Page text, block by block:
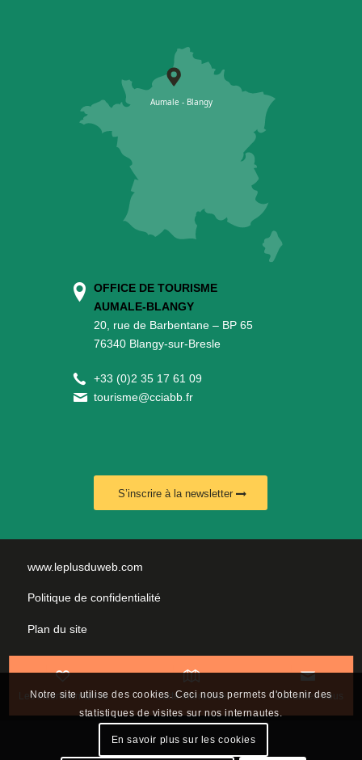
Les incontournables Carte interactive Contactez-nous
OFFICE DE TOURISME
AUMALE-BLANGY
20, rue de Barbentane – BP 65
76340 Blangy-sur-Bresle
+33 (0)2 35 17 61 09
tourisme@cciabb.fr
S’inscrire à la newsletter
www.leplusduweb.com
Politique de confidentialité
Plan du site
Nous contacter
Notre site utilise des cookies. Ceci nous permets d'obtenir des
statistiques de visites sur nos internautes.
En savoir plus sur les cookies